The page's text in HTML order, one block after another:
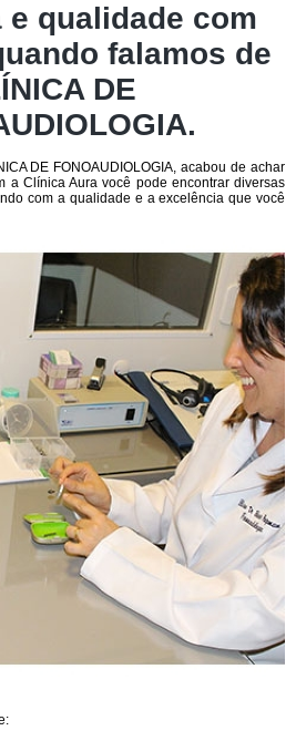
e qualidade com
falamos de
DE
DE FONOAUDIOLOGIA, acabou de achar
a Clínica Aura você pode encontrar diversas
com a qualidade e a excelência que você